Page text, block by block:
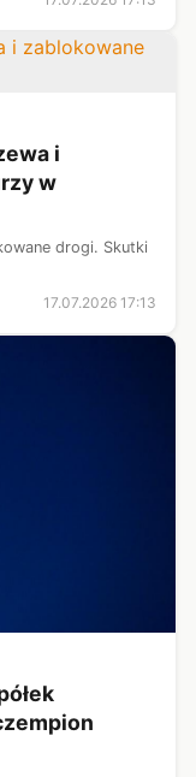
i
w
drogi. Skutki
17.07.2026 17:13